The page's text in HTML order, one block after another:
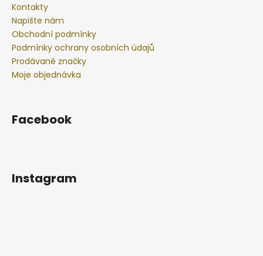
Kontakty
Napište nám
Obchodní podmínky
Podmínky ochrany osobních údajů
Prodávané značky
Moje objednávka
Facebook
Instagram